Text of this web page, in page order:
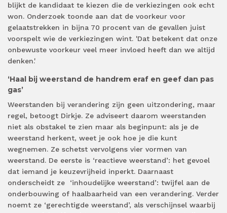
blijkt de kandidaat te kiezen die de verkiezingen ook echt
won. Onderzoek toonde aan dat de voorkeur voor
gelaatstrekken in bijna 70 procent van de gevallen juist
voorspelt wie de verkiezingen wint. 'Dat betekent dat onze
onbewuste voorkeur veel meer invloed heeft dan we altijd
denken.'
‘Haal bij weerstand de handrem eraf en geef dan pas
gas’
Weerstanden bij verandering zijn geen uitzondering, maar
regel, betoogt Dirkje. Ze adviseert daarom weerstanden
niet als obstakel te zien maar als beginpunt: als je de
weerstand herkent, weet je ook hoe je die kunt
wegnemen. Ze schetst vervolgens vier vormen van
weerstand. De eerste is ‘reactieve weerstand’: het gevoel
dat iemand je keuzevrijheid inperkt. Daarnaast
onderscheidt ze ‘inhoudelijke weerstand’: twijfel aan de
onderbouwing of haalbaarheid van een verandering. Verder
noemt ze ‘gerechtigde weerstand’, als verschijnsel waarbij